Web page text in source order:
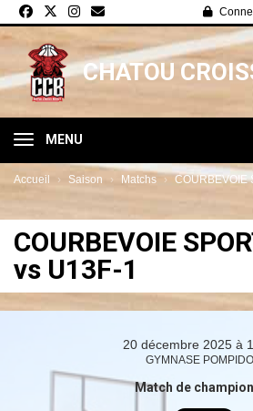
CHATOU
MENU
Accueil Saison Matchs COURBEVOIE
COURBEVOIE
vs U13F-1
20 décembre 2025 à
GYMNASE
Match de
Panneau de gestion des cookies